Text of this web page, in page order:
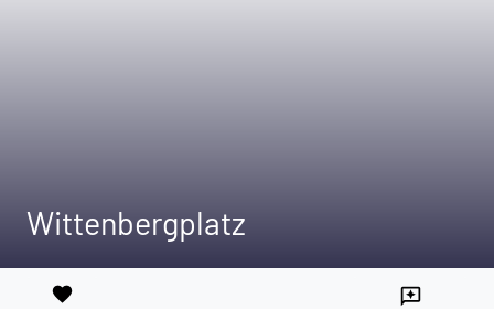
Wittenbergplatz
favorite reviews